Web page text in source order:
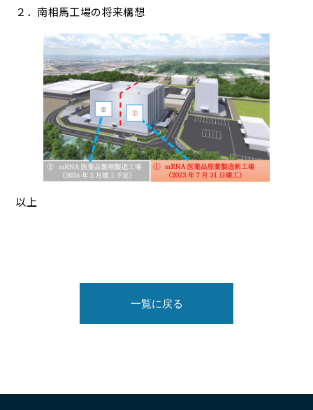
２．南相馬工場の将来構想
以上
一覧に戻る